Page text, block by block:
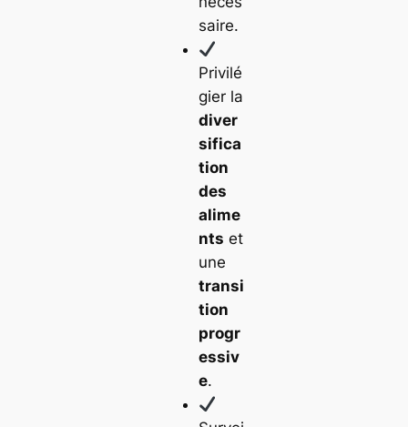
saire.
Privilé
gier la
diver
sifica
tion
des
alime
nts et
une
transi
tion
progr
essiv
e.